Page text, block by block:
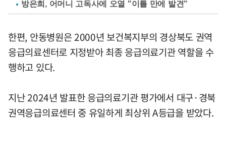
방은희, 어머니 고독사에 오열 "이틀 만에 발견"
한편, 안동병원은 2000년 보건복지부의 경상북도 권역
응급의료센터로 지정받아 최종 응급의료기관 역할을 수
행하고 있다.
지난 2024년 발표한 응급의료기관 평가에서 대구·경북
권역응급의료센터 중 유일하게 최상위 A등급을 받았다.